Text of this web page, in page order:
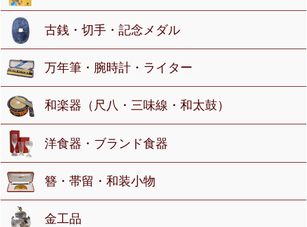
古銭・切手・記念メダル
万年筆・腕時計・ライター
和楽器（尺八・三味線・和太鼓）
洋食器・ブランド食器
簪・帯留・和装小物
金工品